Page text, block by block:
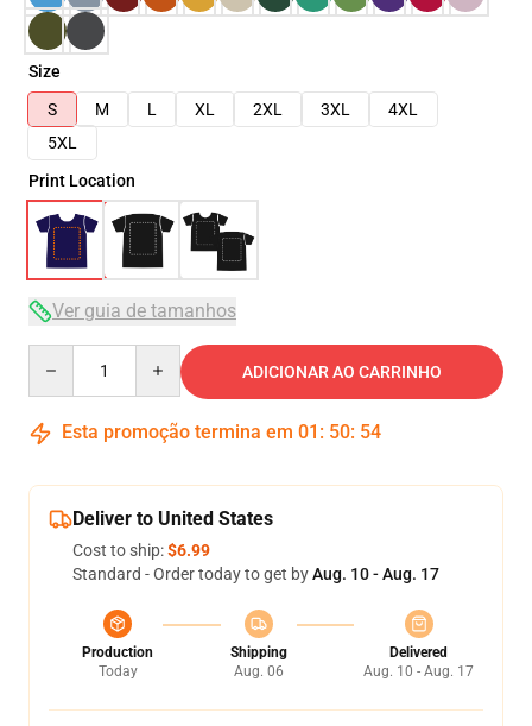
Size
S
M L XL 2XL 3XL
4XL
5XL
Print Location
Ver guia de tamanhos
ADICIONAR AO CARRINHO
Esta promoção termina em 01 : 50: 54
Deliver to United States
Cost to ship:$6.99
Standard - Order today to get byAug. 10 - Aug. 17
Production
Today
Shipping
Aug. 06
Delivered
Aug. 10 - Aug. 17